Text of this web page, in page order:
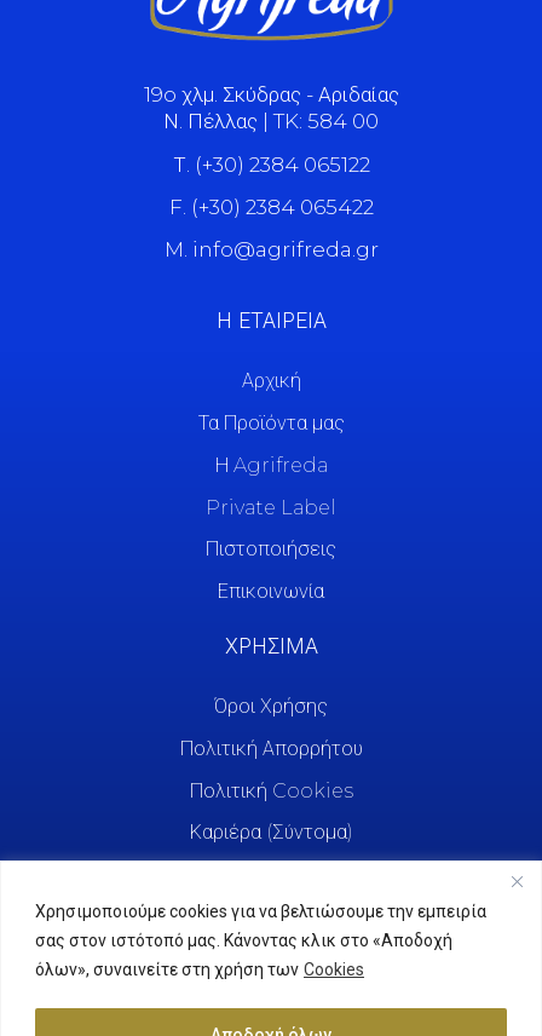
Χρησιμοποιούμε cookies για να βελτιώσουμε την εμπειρία
σας στον ιστότοπό μας. Κάνοντας κλικ στο «Αποδοχή
όλων», συναινείτε στη χρήση των Cookies
19o χλμ. Σκύδρας - Αριδαίας
Ν. Πέλλας | TK: 584 00
Τ. (+30) 2384 065122
F. (+30) 2384 065422
M. info@agrifreda.gr
Η ΕΤΑΙΡΕΙΑ
Αρχική
Τα Προϊόντα μας
Η Agrifreda
Private Label
Πιστοποιήσεις
Επικοινωνία
ΧΡΗΣΙΜΑ
Όροι Χρήσης
Πολιτική Απορρήτου
Πολιτική Cookies
Καριέρα (Σύντομα)